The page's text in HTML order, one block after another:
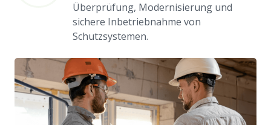
Überprüfung, Modernisierung und
sichere Inbetriebnahme von
Schutzsystemen.